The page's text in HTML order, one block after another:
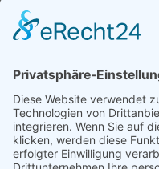
Suche
© 2024 TAG Chemicals